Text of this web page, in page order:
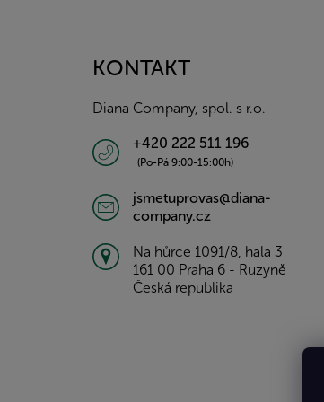
KONTAKT
Diana Company, spol. s r.o.
+420 222 511 196
(Po-Pá 9:00-15:00h)
jsmetuprovas@diana-
company.cz
Na hůrce 1091/8, hala 3
161 00 Praha 6 - Ruzyně
Česká republika